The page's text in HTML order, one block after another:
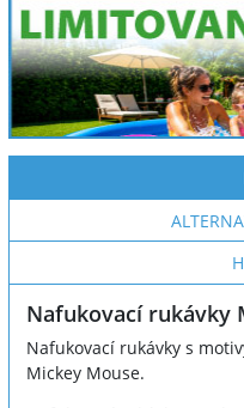
Nafukovací rukávky
Nafukovací rukávky s
Mickey Mouse.